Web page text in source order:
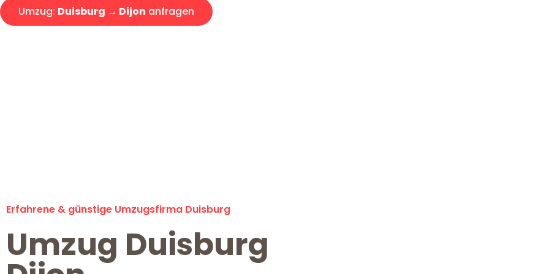
Umzug: Duisburg → Dijon anfragen
Erfahrene & günstige Umzugsfirma Duisburg
Umzug Duisburg